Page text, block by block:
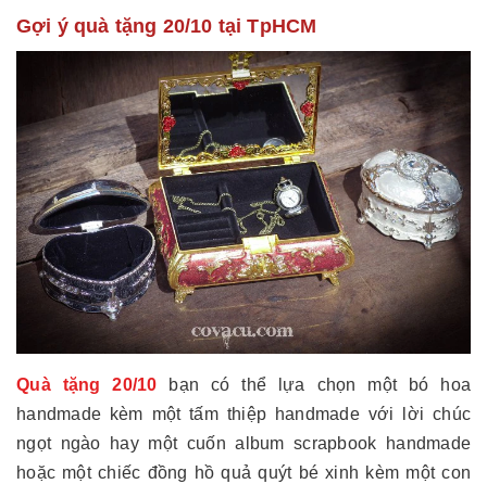
Gợi ý quà tặng 20/10 tại TpHCM
Quà tặng 20/10 bạn có thể lựa chọn một bó hoa
handmade kèm một tấm thiệp handmade với lời chúc
ngọt ngào hay một cuốn album scrapbook handmade
hoặc một chiếc đồng hồ quả quýt bé xinh kèm một con